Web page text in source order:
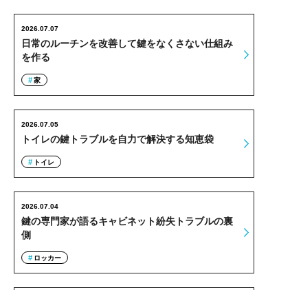
日常のルーチンを改善して鍵をなくさない仕組み
を作る
2026.07.07
家
トイレの鍵トラブルを自力で解決する知恵袋
2026.07.05
トイレ
鍵の専門家が語るキャビネット紛失トラブルの裏
側
2026.07.04
ロッカー